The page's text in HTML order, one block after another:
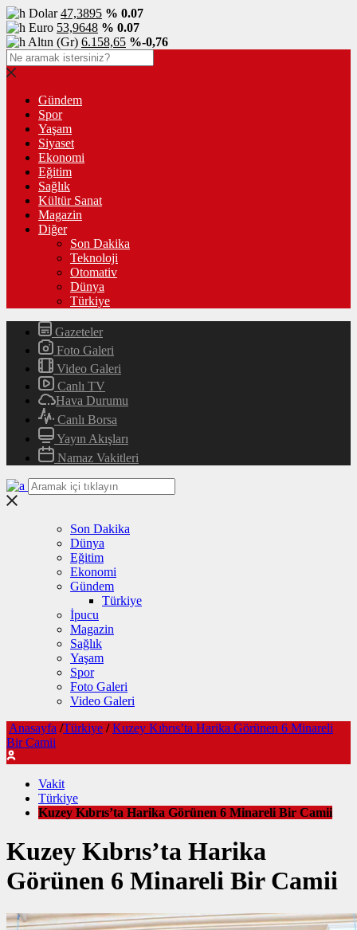
Dolar47,3895 % 0.07
Euro 53,9648 % 0.07
Altın (Gr) 6.158,65 %-0,76
Gündem
Spor
Yaşam
Siyaset
Ekonomi
Eğitim
Sağlık
Kültür Sanat
Magazin
Diğer
Son Dakika
Teknoloji
Otomativ
Dünya
Türkiye
Gazeteler
Foto Galeri
Video Galeri
Canlı TV
Hava Durumu
Canlı Borsa
Yayın Akışları
Namaz Vakitleri
Son Dakika
Dünya
Eğitim
Ekonomi
Gündem
Türkiye
İpucu
Magazin
Sağlık
Yaşam
Spor
Foto Galeri
Video Galeri
Anasayfa /Türkiye / Kuzey Kıbrıs’ta Harika Görünen 6 Minareli
Bir Camii
Vakit
Türkiye
Kuzey Kıbrıs’ta Harika Görünen 6 Minareli Bir Camii
Kuzey Kıbrıs’ta Harika
Görünen 6 Minareli Bir Camii